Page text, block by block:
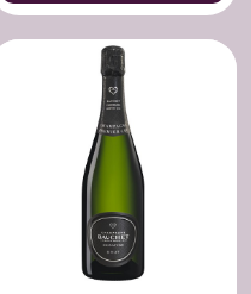
Nature 75